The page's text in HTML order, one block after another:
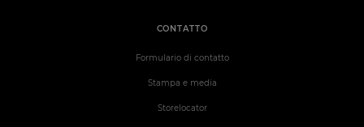
CONTATTO
Formulario di contatto
Stampa e media
Storelocator